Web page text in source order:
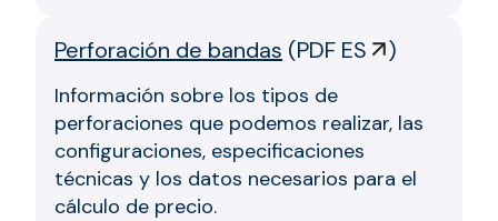
Perforación de bandas (PDF ES )
Información sobre los tipos de
perforaciones que podemos realizar, las
configuraciones, especificaciones
técnicas y los datos necesarios para el
cálculo de precio.